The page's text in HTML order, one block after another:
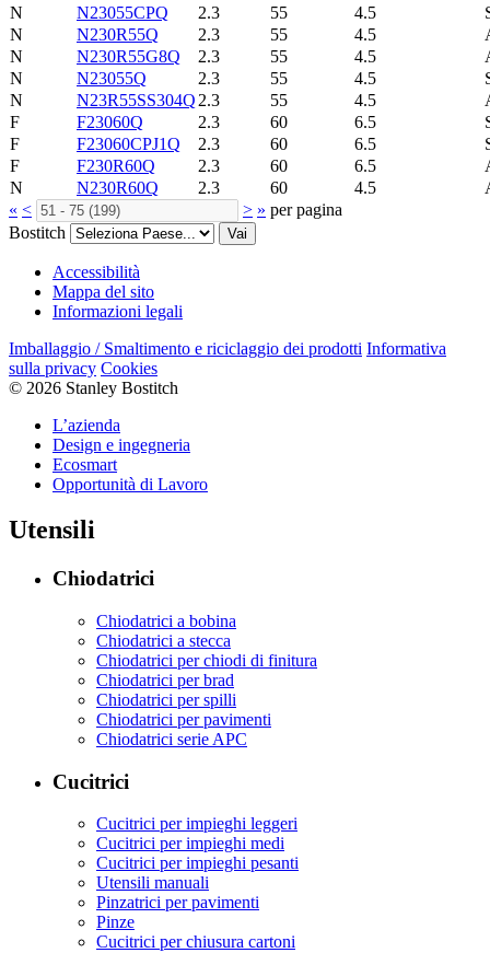
N
N23055CPQ 2.3 55 4.5
N
N230R55Q 2.3 55 4.5
N
N230R55G8Q 2.3 55 4.5
N
N23055Q 2.3 55 4.5
N
N23R55SS304Q 2.3 55 4.5
F
F23060Q 2.3 60 6.5
F
F23060CPJ1Q 2.3 60 6.5
F
F230R60Q 2.3 60 6.5
N
N230R60Q 2.3 60 4.5
« < > » per pagina
Bostitch
Vai
Accessibilità
Mappa del sito
Informazioni legali
Imballaggio / Smaltimento e riciclaggio dei prodotti Informativa
sulla privacy Cookies
© 2026 Stanley Bostitch
L’azienda
Design e ingegneria
Ecosmart
Opportunità di Lavoro
Utensili
Chiodatrici
Chiodatrici a bobina
Chiodatrici a stecca
Chiodatrici per chiodi di finitura
Chiodatrici per brad
Chiodatrici per spilli
Chiodatrici per pavimenti
Chiodatrici serie APC
Cucitrici
Cucitrici per impieghi leggeri
Cucitrici per impieghi medi
Cucitrici per impieghi pesanti
Utensili manuali
Pinzatrici per pavimenti
Pinze
Cucitrici per chiusura cartoni